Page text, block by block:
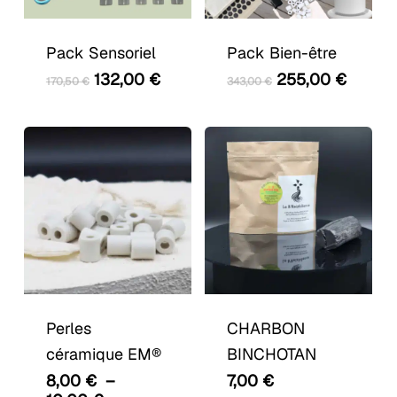
Pack Sensoriel
170,50€ Le
était :
132,00 €Le
est :
132,00 €.
Pack Bien-être
343,00€ Le
était :
343,00 €.
255,00 €Le
est :
Ce
produit
plusieurs
variations.
Les
Perles
céramique EM®
8,00 € –
CHARBON
BINCHOTAN
7,00 €